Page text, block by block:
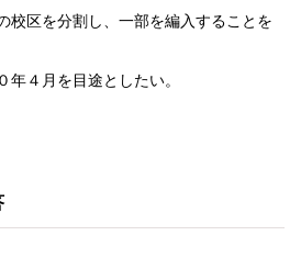
校区を分割し、一部を編入することを
４月を目途としたい。